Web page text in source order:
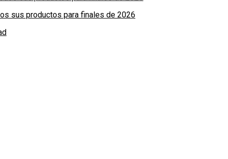
sus productos para finales de 2026